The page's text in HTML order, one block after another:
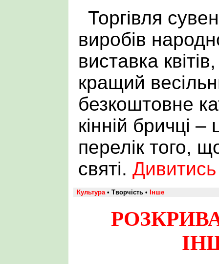
Торгівля
виробів
виставка
кращий
безкоштовне
кінній бричці
перелік того,
святі.
Культура• Творчість • Інше